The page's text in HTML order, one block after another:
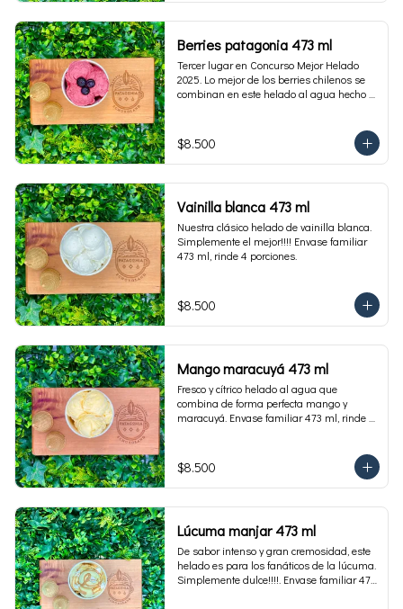
Berries patagonia 473 ml
Tercer lugar en Concurso Mejor Helado
2025. Lo mejor de los berries chilenos se
combinan en este helado al agua hecho
473 ml. Rinde 4 porciones.
$8.500
Vainilla blanca 473 ml
Nuestra clásico helado de vainilla blanca.
Simplemente el mejor!!!! Envase familiar
473 ml, rinde 4 porciones.
$8.500
Mango maracuyá 473 ml
Fresco y cítrico helado al agua que
combina de forma perfecta mango y
maracuyá. Envase familiar 473 ml, rinde 4
$8.500
Lúcuma manjar 473 ml
De sabor intenso y gran cremosidad, este
helado es para los fanáticos de la lúcuma.
Simplemente dulce!!!!. Envase familiar 473